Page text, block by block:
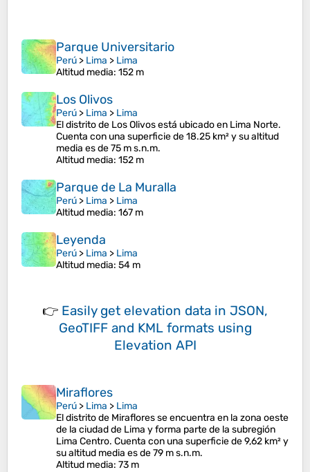
Parque Universitario
Perú > Lima > Lima
Altitud media: 152 m
Los Olivos
Perú > Lima > Lima
El distrito de Los Olivos está ubicado en Lima Norte.
Cuenta con una superficie de 18.25 km² y su altitud
media es de 75 m s.n.m.
Altitud media: 152 m
Parque de La Muralla
Perú > Lima > Lima
Altitud media: 167 m
Leyenda
Perú > Lima > Lima
Altitud media: 54 m
👉 Easily get elevation data in JSON,
GeoTIFF and KML formats using
Elevation API
Miraflores
Perú > Lima > Lima
El distrito de Miraflores se encuentra en la zona oeste
de la ciudad de Lima y forma parte de la subregión
Lima Centro. Cuenta con una superficie de 9,62 km² y
su altitud media es de 79 m s.n.m.
Altitud media: 73 m